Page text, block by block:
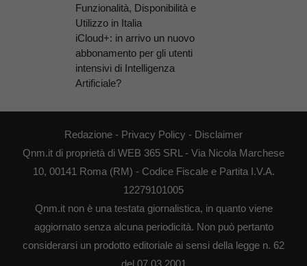
Funzionalità, Disponibilità e
Utilizzo in Italia
iCloud+: in arrivo un nuovo
abbonamento per gli utenti
intensivi di Intelligenza
Artificiale?
Redazione - Privacy Policy - Disclaimer
Qnm.it di proprietà di WEB 365 SRL - Via Nicola Marchese
10, 00141 Roma (RM) - Codice Fiscale e Partita I.V.A.
12279101005
Qnm.it non è una testata giornalistica, in quanto viene
aggiornato senza alcuna periodicità. Non può pertanto
considerarsi un prodotto editoriale ai sensi della legge n. 62